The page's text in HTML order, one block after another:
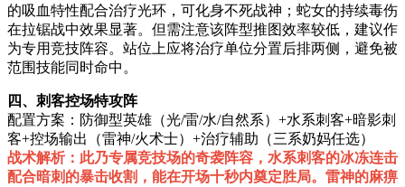
的吸血特性配合治疗光环，可化身不死战神；蛇女的持续毒伤
在拉锯战中效果显著。但需注意该阵型推图效率较低，建议作
为专用竞技阵容。站位上应将治疗单位分置后排两侧，避免被
范围技能同时命中。
四、刺客控场特攻阵
配置方案：防御型英雄（光/雷/水/自然系）+水系刺客+暗影刺
客+控场输出（雷神/火术士）+治疗辅助（三系奶妈任选）
战术解析：此乃专属竞技场的奇袭阵容，水系刺客的冰冻连击
配合暗刺的暴击收割，能在开场十秒内奠定胜局。雷神的麻痹